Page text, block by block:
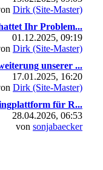
Dirk (Site-Master)
Ihr Problem...
01.12.2025, 09:19
Dirk (Site-Master)
unserer ...
17.01.2025, 16:20
Dirk (Site-Master)
für R...
28.04.2026, 06:53
von sonjabaecker